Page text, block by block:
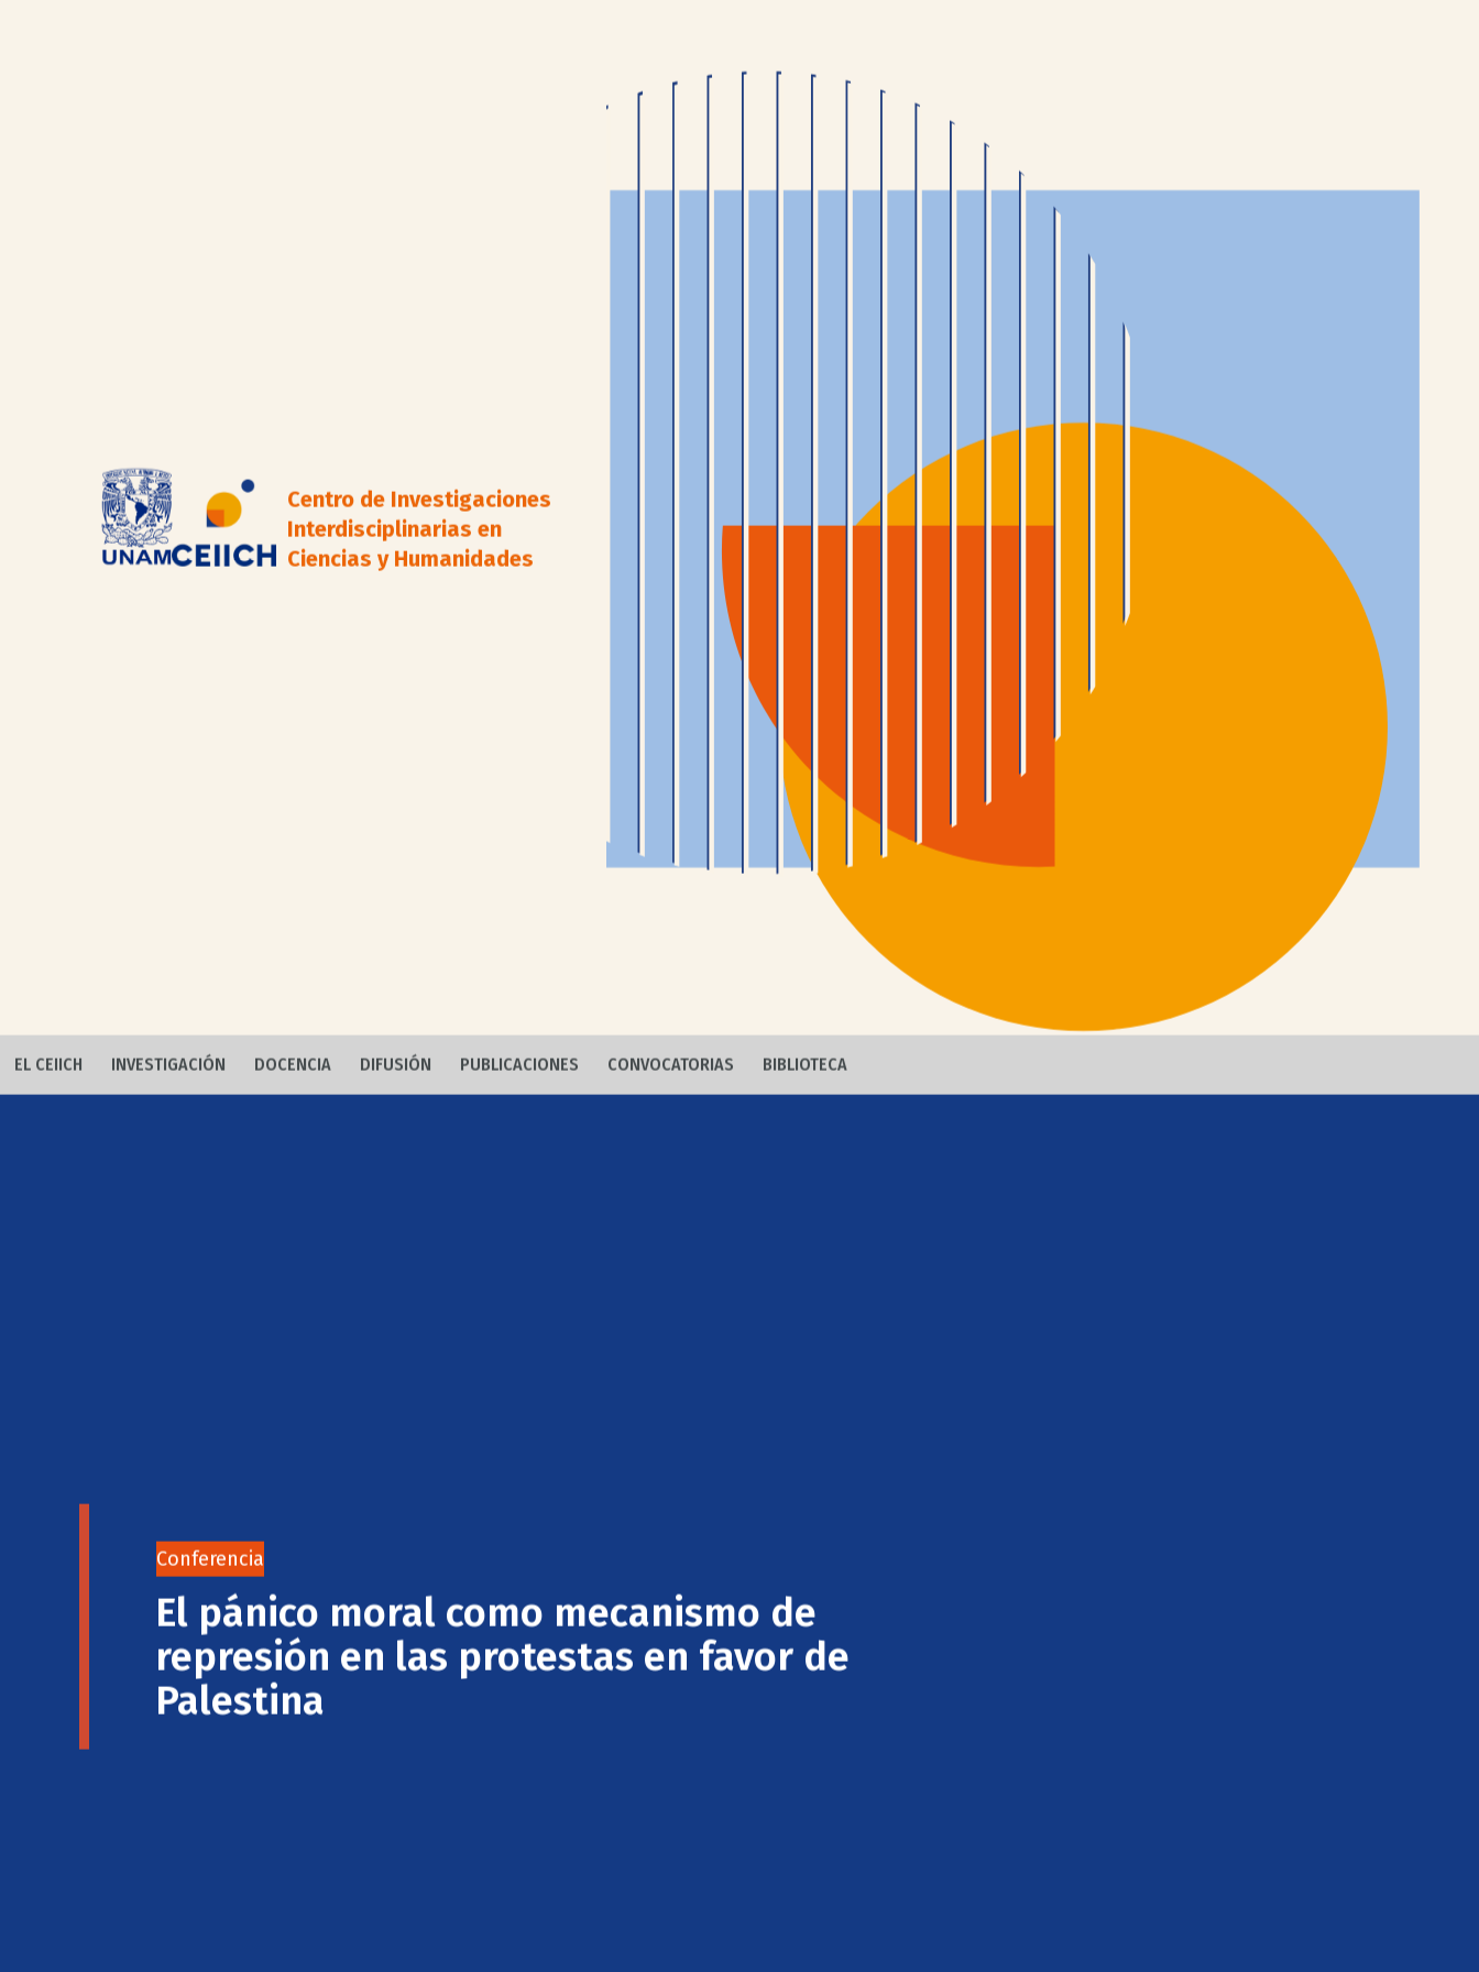
Centro de Investigaciones
Interdisciplinarias en
Ciencias y Humanidades
EL CEIICH INVESTIGACIÓN DOCENCIA DIFUSIÓN PUBLICACIONES CONVOCATORIAS BIBLIOTECA
Conferencia
El pánico moral como mecanismo de
represión en las protestas en favor de
Palestina